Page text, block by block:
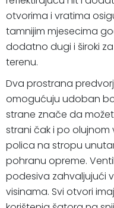
otvorima i vratima
tamnijim mjesecima
dodatno dugi i široki
terenu.
Dva prostrana
omogućuju udoban
strane znače da
strani čak i po olujnom
polica na stropu
pohranu opreme.
podesiva zahvaljujući
visinama. Svi otvori